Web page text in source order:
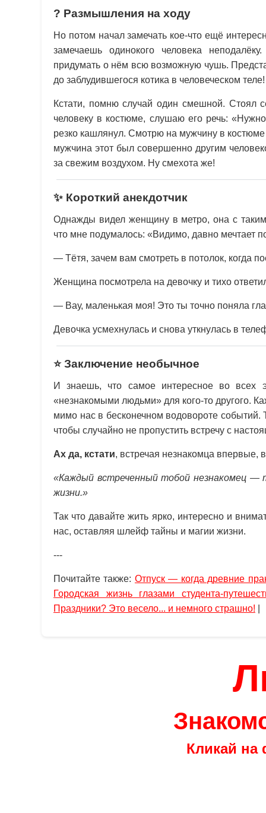
? Размышления на ходу
Но потом начал замечать кое-что ещё
замечаешь одинокого человека
придумать о нём всю возможную чушь.
до заблудившегося котика в человеческом теле!
Кстати, помню случай один смешной. Стоял
человеку в костюме, слушаю его речь:
резко кашлянул. Смотрю на мужчину в
мужчина этот был совершенно другим
за свежим воздухом. Ну смехота же!
✨ Короткий анекдотчик
Однажды видел женщину в метро, она с
что мне подумалось: «Видимо, давно мечтает
— Тётя, зачем вам смотреть в потолок, когда
Женщина посмотрела на девочку и тихо
— Вау, маленькая моя! Это ты точно поняла
Девочка усмехнулась и снова уткнулась в
⭐ Заключение необычное
И знаешь, что самое интересное во всех
«незнакомыми людьми» для кого-то другого.
мимо нас в бесконечном водовороте событий.
чтобы случайно не пропустить встречу с
Ах да, кстати, встречая незнакомца впервые,
«Каждый встреченный тобой незнакомец —
жизни.»
Так что давайте жить ярко, интересно и
нас, оставляя шлейф тайны и магии жизни.
---
Почитайте также: Отпуск — когда древние
Городская жизнь глазами студента-
Праздники? Это весело... и немного страшно!
Кликай на